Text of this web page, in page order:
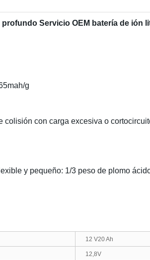
Servicio OEM batería de ión
g
con carga excesiva o
y pequeño: 1/3 peso de plomo
12 V20 Ah
12,8V